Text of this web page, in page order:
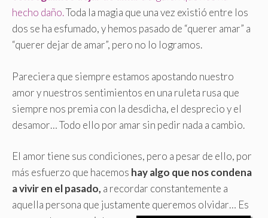
hecho daño.Toda la magia que una vez existió entre los
dos se ha esfumado, y hemos pasado de “querer amar” a
“querer dejar de amar”, pero no lo logramos.
Pareciera que siempre estamos apostando nuestro
amor y nuestros sentimientos en una ruleta rusa que
siempre nos premia con la desdicha, el desprecio y el
desamor… Todo ello por amar sin pedir nada a cambio.
El amor tiene sus condiciones, pero a pesar de ello, por
más esfuerzo que hacemos hay algo que nos condena
a vivir en el pasado, a recordar constantemente a
aquella persona que justamente queremos olvidar… Es